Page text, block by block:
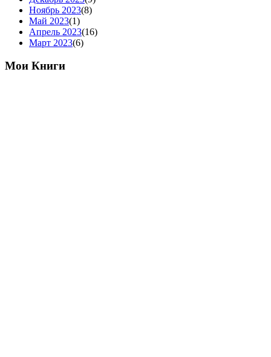
Ноябрь 2023(8)
Май 2023(1)
Апрель 2023(16)
Март 2023(6)
Мои Книги